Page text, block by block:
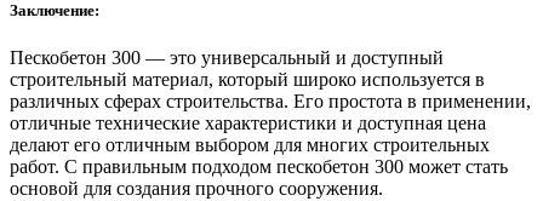
Заключение:
Пескобетон 300 — это универсальный и доступный
строительный материал, который широко используется в
различных сферах строительства. Его простота в применении,
отличные технические характеристики и доступная цена
делают его отличным выбором для многих строительных
работ. С правильным подходом пескобетон 300 может стать
основой для создания прочного сооружения.